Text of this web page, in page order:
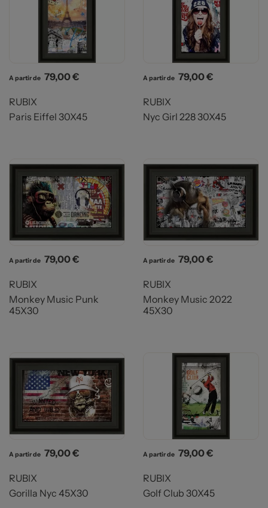
A partir de Prix
79,00 €
RUBIX
Paris Eiffel 30X45
A partir de Prix
79,00 €
RUBIX
Nyc Girl 228 30X45
A partir de Prix
79,00 €
RUBIX
Monkey Music Punk
45X30
A partir de Prix
79,00 €
RUBIX
Monkey Music 2022
45X30
A partir de Prix
79,00 €
RUBIX
Gorilla Nyc 45X30
A partir de Prix
79,00 €
RUBIX
Golf Club 30X45